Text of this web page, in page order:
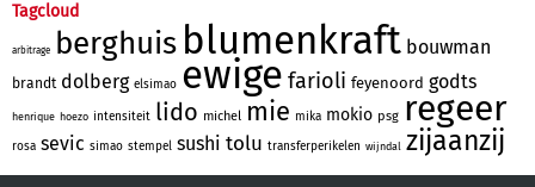
Tagcloud
arbitrage berghuis blumenkraft bouwman
brandt dolberg elsimao ewige farioli feyenoord godts
henrique hoezo intensiteit lido michel mie mika mokio psg regeer
rosa sevic simao stempel sushi tolu transferperikelen wijndal zijaanzij